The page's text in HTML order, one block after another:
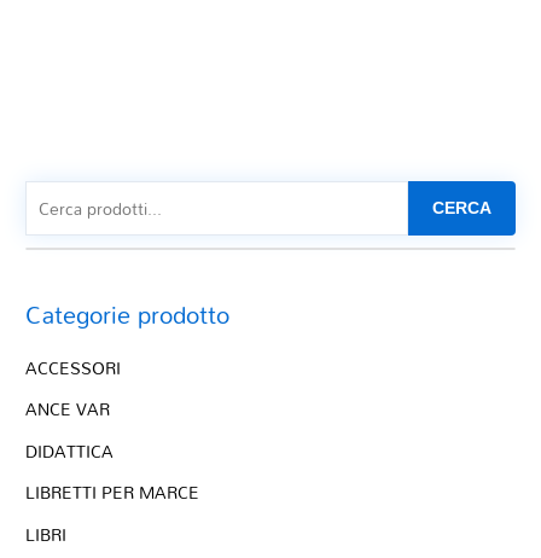
CERCA
Categorie prodotto
ACCESSORI
ANCE VAR
DIDATTICA
LIBRETTI PER MARCE
LIBRI